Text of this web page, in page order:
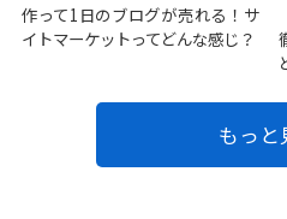
作って1日のブログが売れる！サ
イトマーケットってどんな感じ？
もっと